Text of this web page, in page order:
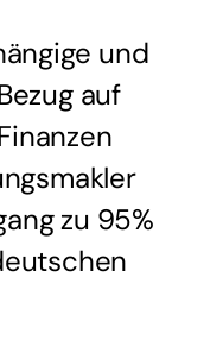
und
auf
zu 95%